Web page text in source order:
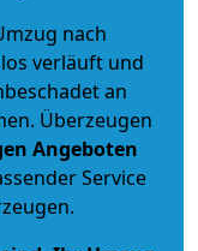
nach
verläuft und
an
Überzeugen
Angeboten
Service